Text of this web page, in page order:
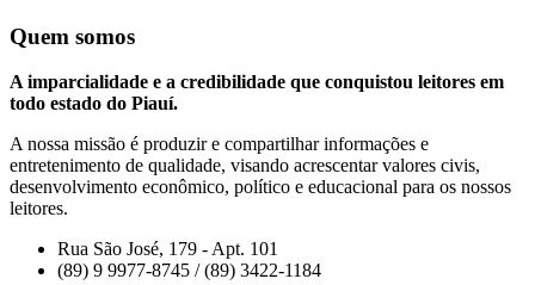
Quem somos
A imparcialidade e a credibilidade que conquistou leitores em
todo estado do Piauí.
A nossa missão é produzir e compartilhar informações e
entretenimento de qualidade, visando acrescentar valores civis,
desenvolvimento econômico, político e educacional para os nossos
leitores.
Rua São José, 179 - Apt. 101
(89) 9 9977-8745 / (89) 3422-1184